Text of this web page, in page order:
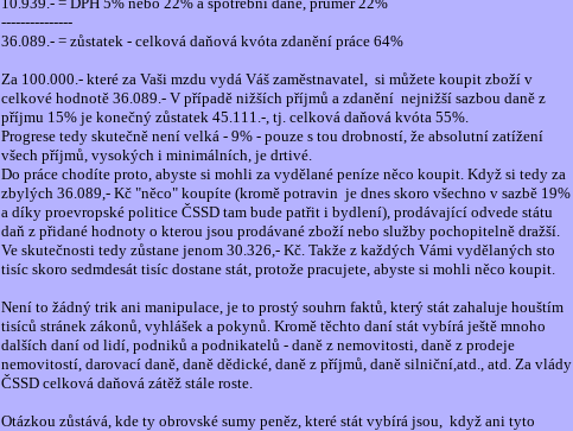
---------------
36.089.- = zůstatek - celková daňová kvóta zdanění práce 64%
Za 100.000.- které za Vaši mzdu vydá Váš zaměstnavatel, si můžete koupit zboží v
celkové hodnotě 36.089.- V případě nižších příjmů a zdanění nejnižší sazbou daně z
příjmu 15% je konečný zůstatek 45.111.-, tj. celková daňová kvóta 55%.
Progrese tedy skutečně není velká - 9% - pouze s tou drobností, že absolutní zatížení
všech příjmů, vysokých i minimálních, je drtivé.
Do práce chodíte proto, abyste si mohli za vydělané peníze něco koupit. Když si tedy za
zbylých 36.089,- Kč "něco" koupíte (kromě potravin je dnes skoro všechno v sazbě 19%
a díky proevropské politice ČSSD tam bude patřit i bydlení), prodávající odvede státu
daň z přidané hodnoty o kterou jsou prodávané zboží nebo služby pochopitelně dražší.
Ve skutečnosti tedy zůstane jenom 30.326,- Kč. Takže z každých Vámi vydělaných sto
tisíc skoro sedmdesát tisíc dostane stát, protože pracujete, abyste si mohli něco koupit.
Není to žádný trik ani manipulace, je to prostý souhrn faktů, který stát zahaluje houštím
tisíců stránek zákonů, vyhlášek a pokynů. Kromě těchto daní stát vybírá ještě mnoho
dalších daní od lidí, podniků a podnikatelů - daně z nemovitosti, daně z prodeje
nemovitostí, darovací daně, daně dědické, daně z příjmů, daně silniční,atd., atd. Za vlády
ČSSD celková daňová zátěž stále roste.
Otázkou zůstává, kde ty obrovské sumy peněz, které stát vybírá jsou, když ani tyto